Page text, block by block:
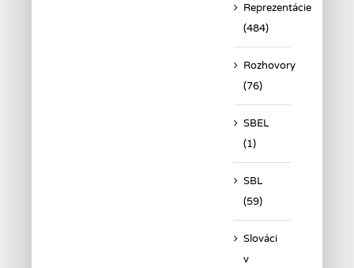
Reprezentácie
(484)
Rozhovory
(76)
SBEL
(1)
SBL
(59)
Slováci
v